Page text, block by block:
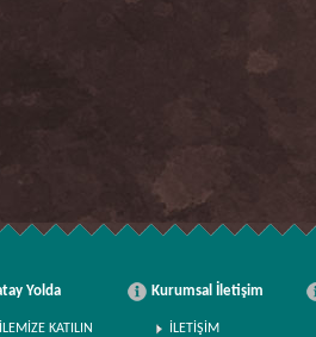
Yolda
KATILIN
Kurumsal İletişim
İLETİŞİM